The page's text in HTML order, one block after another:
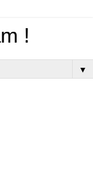
!
▼